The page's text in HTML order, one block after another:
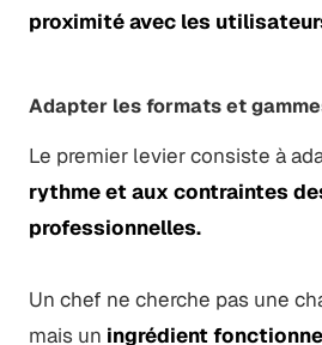
proximité avec les
Adapter les formats et
Le premier levier consiste à
rythme et aux contraintes
professionnelles.
Un chef ne cherche pas une
mais un ingrédient